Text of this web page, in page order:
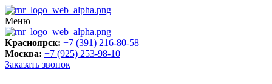
Меню
Красноярск: +7 (391) 216-80-58
Москва: +7 (925) 253-98-10
Заказать звонок